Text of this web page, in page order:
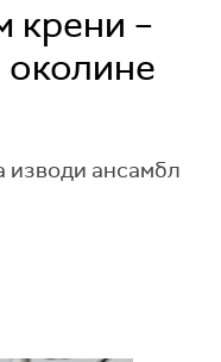
крени –
околине
изводи ансамбл